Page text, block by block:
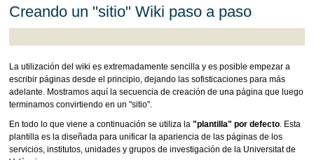
Creando un "sitio" Wiki paso a paso
La utilización del wiki es extremadamente sencilla y es posible empezar a
escribir páginas desde el principio, dejando las sofisticaciones para más
adelante. Mostramos aquí la secuencia de creación de una página que luego
terminamos convirtiendo en un "sitio".
En todo lo que viene a continuación se utiliza la "plantilla" por defecto. Esta
plantilla es la diseñada para unificar la apariencia de las páginas de los
servicios, institutos, unidades y grupos de investigación de la Universitat de